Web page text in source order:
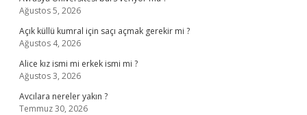
Ağustos 5, 2026
Açık küllü kumral için saçı açmak gerekir mi ?
Ağustos 4, 2026
Alice kız ismi mi erkek ismi mi ?
Ağustos 3, 2026
Avcılara nereler yakın ?
Temmuz 30, 2026